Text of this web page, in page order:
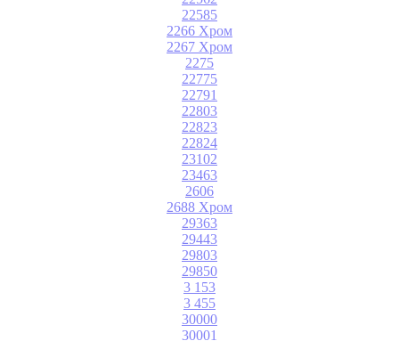
22585
2266 Хром
2267 Хром
2275
22775
22791
22803
22823
22824
23102
23463
2606
2688 Хром
29363
29443
29803
29850
3 153
3 455
30000
30001